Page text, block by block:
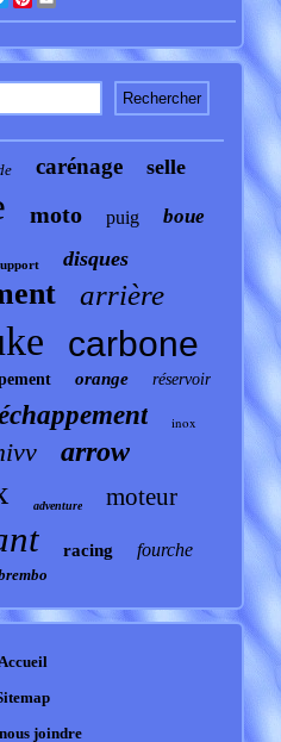
carénage selle
moto puig boue
disques
arrière
carbone
orange réservoir
inox
arrow
adventure moteur
racing fourche
joindre